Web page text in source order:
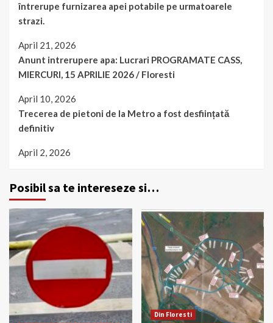
întrerupe furnizarea apei potabile pe urmatoarele
strazi.
April 21, 2026
Anunt intrerupere apa: Lucrari PROGRAMATE CASS,
MIERCURI, 15 APRILIE 2026 / Floresti
April 10, 2026
Trecerea de pietoni de la Metro a fost desființată
definitiv
April 2, 2026
Posibil sa te intereseze si…
Din Floresti